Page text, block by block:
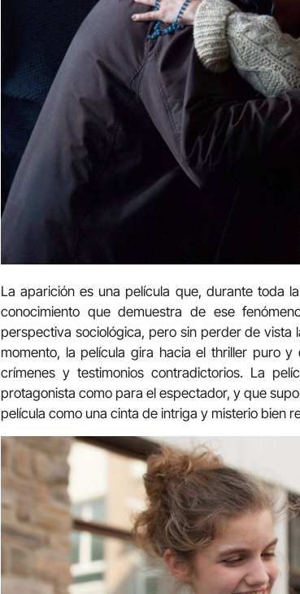
La aparición es una película que, durante toda
conocimiento que demuestra de ese
perspectiva sociológica, pero sin perder de vista
momento, la película gira hacia el thriller puro
crímenes y testimonios contradictorios. La
protagonista como para el espectador, y que
película como una cinta de intriga y misterio bien